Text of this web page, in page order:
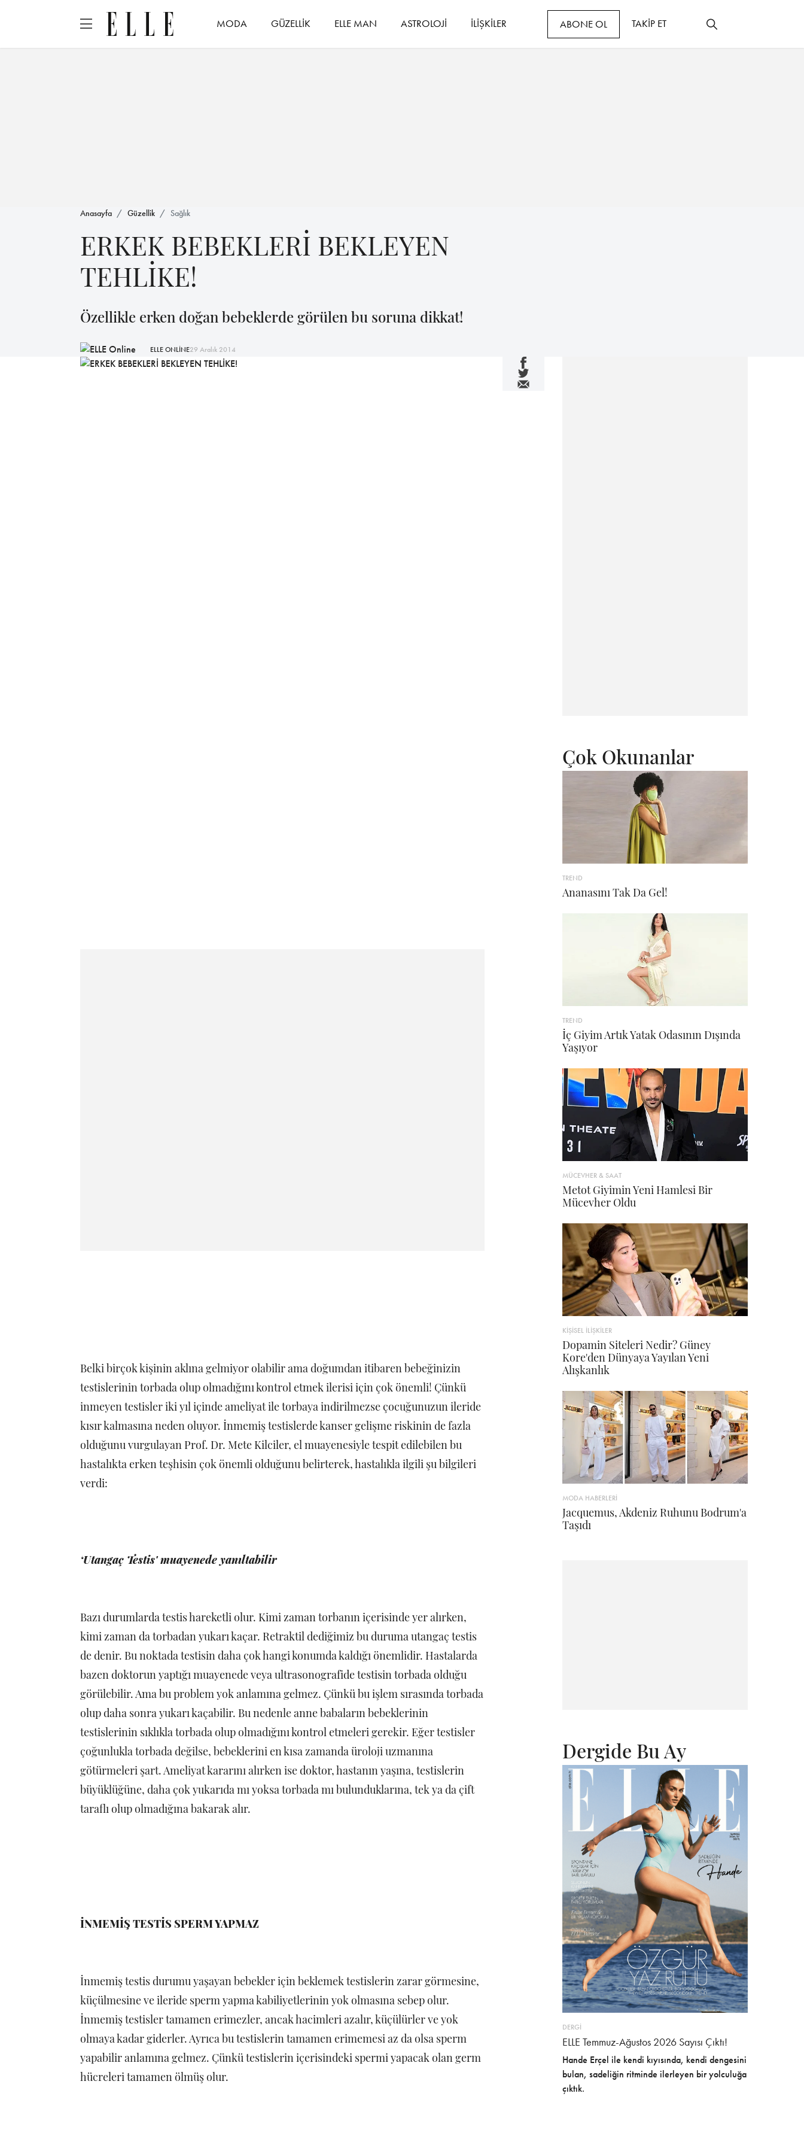
MODA GÜZELLİK ELLE MAN ASTROLOJİ İLİŞKİLER ABONE OL TAKİP ET
Anasayfa Güzellik Sağlık
ERKEK BEBEKLERİ BEKLEYEN
TEHLİKE!
Özellikle erken doğan bebeklerde görülen bu soruna dikkat!
ELLE ONLİNE29 Aralık 2014
Belki birçok kişinin aklına gelmiyor olabilir ama doğumdan itibaren bebeğinizin
testislerinin torbada olup olmadığını kontrol etmek ilerisi için çok önemli! Çünkü
inmeyen testisler iki yıl içinde ameliyat ile torbaya indirilmezse çocuğunuzun ileride
kısır kalmasına neden oluyor. İnmemiş testislerde kanser gelişme riskinin de fazla
olduğunu vurgulayan Prof. Dr. Mete Kilciler, el muayenesiyle tespit edilebilen bu
hastalıkta erken teşhisin çok önemli olduğunu belirterek, hastalıkla ilgili şu bilgileri
verdi:
‘Utangaç Testis' muayenede yanıltabilir
Bazı durumlarda testis hareketli olur. Kimi zaman torbanın içerisinde yer alırken,
kimi zaman da torbadan yukarı kaçar. Retraktil dediğimiz bu duruma utangaç testis
de denir. Bu noktada testisin daha çok hangi konumda kaldığı önemlidir. Hastalarda
bazen doktorun yaptığı muayenede veya ultrasonografide testisin torbada olduğu
görülebilir. Ama bu problem yok anlamına gelmez. Çünkü bu işlem sırasında torbada
olup daha sonra yukarı kaçabilir. Bu nedenle anne babaların bebeklerinin
testislerinin sıklıkla torbada olup olmadığını kontrol etmeleri gerekir. Eğer testisler
çoğunlukla torbada değilse, bebeklerini en kısa zamanda üroloji uzmanına
götürmeleri şart. Ameliyat kararını alırken ise doktor, hastanın yaşına, testislerin
büyüklüğüne, daha çok yukarıda mı yoksa torbada mı bulunduklarına, tek ya da çift
taraflı olup olmadığına bakarak alır.
İNMEMİŞ TESTİS SPERM YAPMAZ
İnmemiş testis durumu yaşayan bebekler için beklemek testislerin zarar görmesine,
küçülmesine ve ileride sperm yapma kabiliyetlerinin yok olmasına sebep olur.
İnmemiş testisler tamamen erimezler, ancak hacimleri azalır, küçülürler ve yok
olmaya kadar giderler. Ayrıca bu testislerin tamamen erimemesi az da olsa sperm
yapabilir anlamına gelmez. Çünkü testislerin içerisindeki spermi yapacak olan germ
hücreleri tamamen ölmüş olur.
Çok Okunanlar
TREND
Ananasını Tak Da Gel!
TREND
İç Giyim Artık Yatak Odasının Dışında
Yaşıyor
MÜCEVHER & SAAT
Metot Giyimin Yeni Hamlesi Bir
Mücevher Oldu
KİŞİSEL İLİŞKİLER
Dopamin Siteleri Nedir? Güney
Kore'den Dünyaya Yayılan Yeni
Alışkanlık
MODA HABERLERİ
Jacquemus, Akdeniz Ruhunu Bodrum'a
Taşıdı
Dergide Bu Ay
DERGİ
ELLE Temmuz-Ağustos 2026 Sayısı Çıktı!
Hande Erçel ile kendi kıyısında, kendi dengesini
bulan, sadeliğin ritminde ilerleyen bir yolculuğa
çıktık.